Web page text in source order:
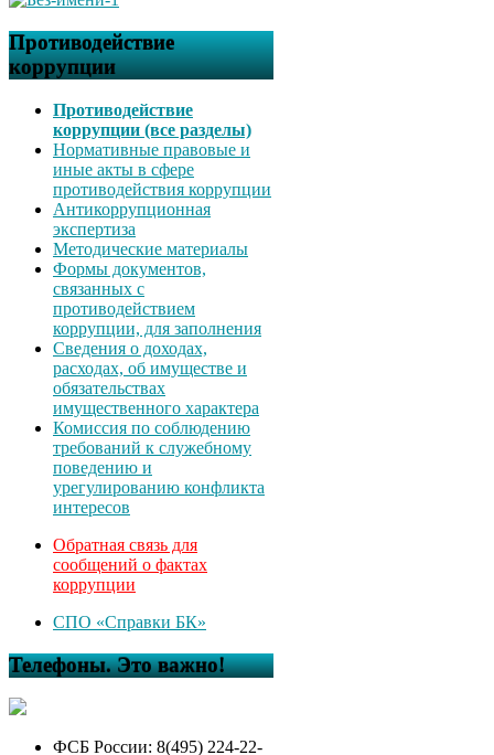
Противодействие
коррупции
Противодействие
коррупции (все разделы)
Нормативные правовые и
иные акты в сфере
противодействия коррупции
Антикоррупционная
экспертиза
Методические материалы
Формы документов,
связанных с
противодействием
коррупции, для заполнения
Сведения о доходах,
расходах, об имуществе и
обязательствах
имущественного характера
Комиссия по соблюдению
требований к служебному
поведению и
урегулированию конфликта
интересов
Обратная связь для
сообщений о фактах
коррупции
СПО «Справки БК»
Телефоны. Это важно!
ФСБ России: 8(495) 224-22-